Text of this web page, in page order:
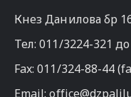
Кнез Данилова бр
Тел:011/3224-321
Fax: 011/324-88-44
Email: